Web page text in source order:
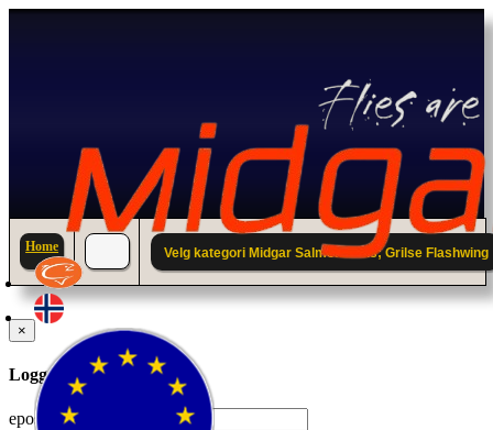
Home Velg kategori Midgar Salmon Irons; Grilse Flashwing
×
Logg inn til din konto.
epostadresse: